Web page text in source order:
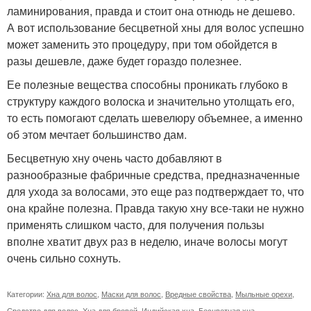
ламинирования, правда и стоит она отнюдь не дешево.
А вот использование бесцветной хны для волос успешно
может заменить это процедуру, при том обойдется в
разы дешевле, даже будет гораздо полезнее.
Ее полезные вещества способны проникать глубоко в
структуру каждого волоска и значительно утолщать его,
то есть помогают сделать шевелюру объемнее, а именно
об этом мечтает большинство дам.
Бесцветную хну очень часто добавляют в
разнообразные фабричные средства, предназначенные
для ухода за волосами, это еще раз подтверждает то, что
она крайне полезна. Правда такую хну все-таки не нужно
применять слишком часто, для получения пользы
вполне хватит двух раз в неделю, иначе волосы могут
очень сильно сохнуть.
Категории: Хна для волос Маски для волос Вредные свойства Мыльные орехи